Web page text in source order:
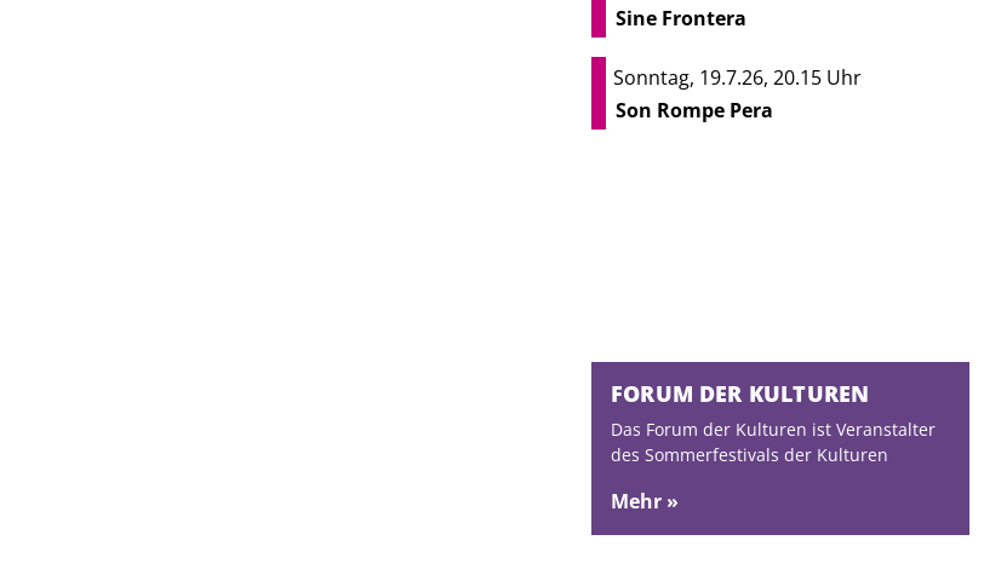
Sine Frontera
Sonntag, 19.7.26, 20.15 Uhr
Son Rompe Pera
FORUM DER KULTUREN
Das Forum der Kulturen ist Veranstalter
des Sommerfestivals der Kulturen
Mehr »